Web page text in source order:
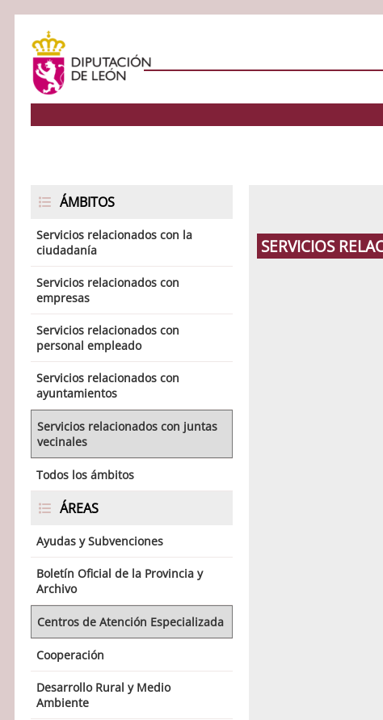
ÁMBITOS
Servicios relacionados con la
ciudadanía
Servicios relacionados con
empresas
Servicios relacionados con
personal empleado
Servicios relacionados con
ayuntamientos
Servicios relacionados con juntas
vecinales
Todos los ámbitos
ÁREAS
Ayudas y Subvenciones
Boletín Oficial de la Provincia y
Archivo
Centros de Atención Especializada
Cooperación
Desarrollo Rural y Medio
Ambiente
SERVICIOS